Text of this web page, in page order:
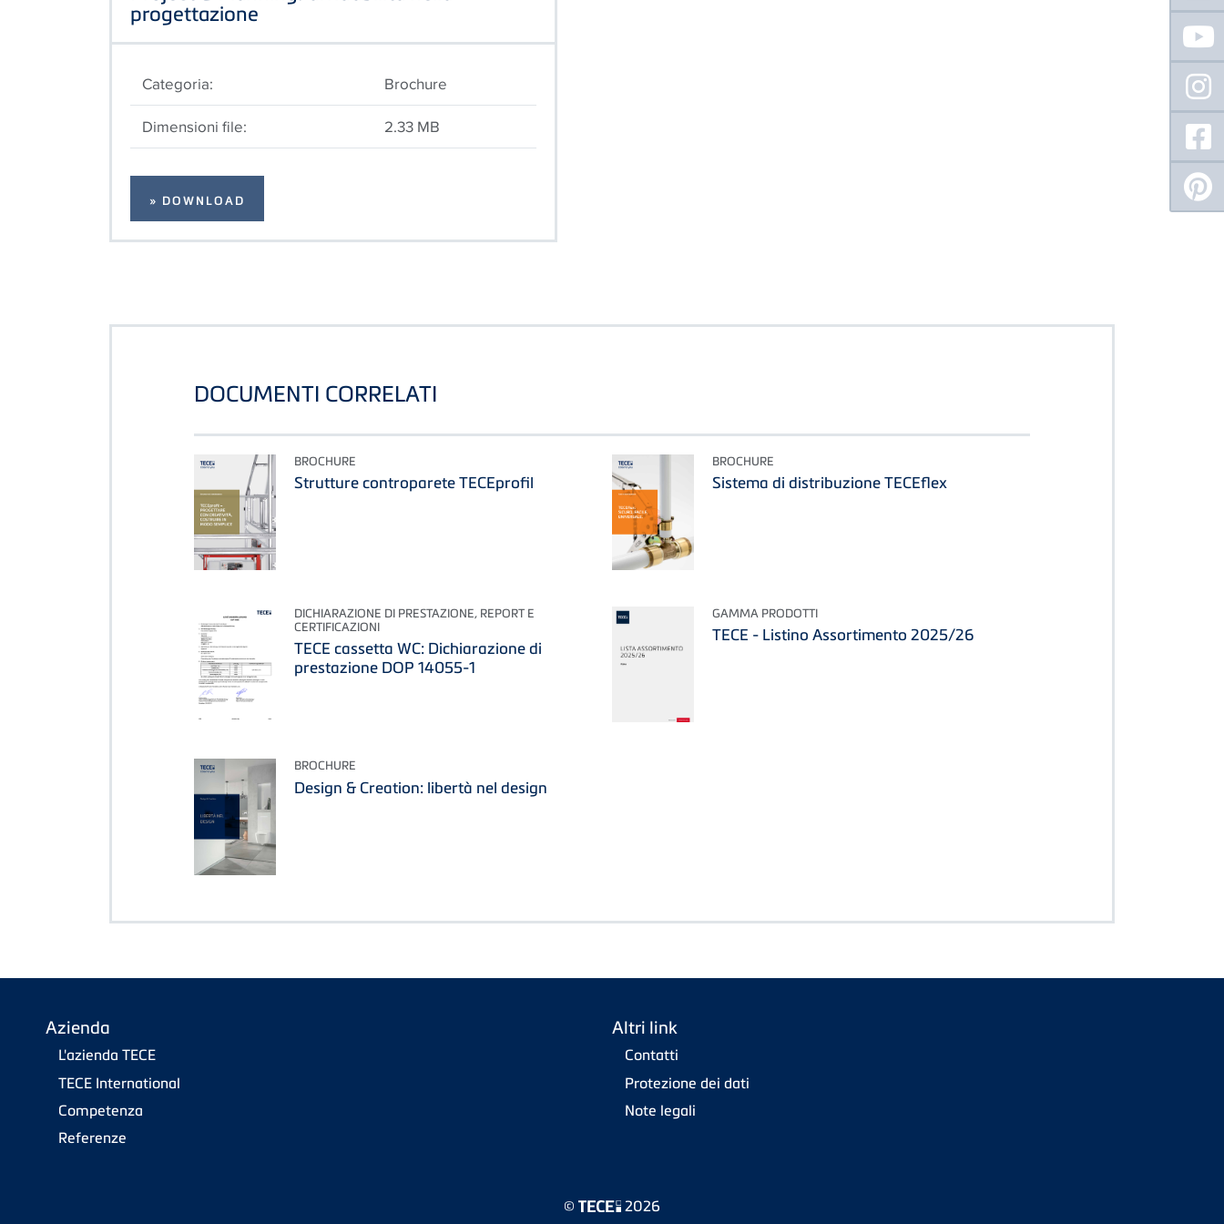
progettazione
Categoria:
Brochure
Dimensioni file:
2.33 MB
» DOWNLOAD
DOCUMENTI CORRELATI
BROCHURE
Strutture controparete TECEprofil
BROCHURE
Sistema di distribuzione TECEflex
DICHIARAZIONE DI PRESTAZIONE, REPORT E
CERTIFICAZIONI
TECE cassetta WC: Dichiarazione di
prestazione DOP 14055-1
GAMMA PRODOTTI
TECE - Listino Assortimento 2025/26
BROCHURE
Design & Creation: libertà nel design
Azienda
L'azienda TECE
TECE International
Competenza
Referenze
Altri link
Contatti
Protezione dei dati
Note legali
© 2026